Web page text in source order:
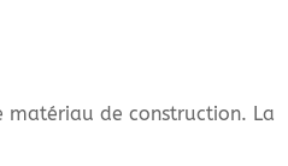
matériau de construction. La